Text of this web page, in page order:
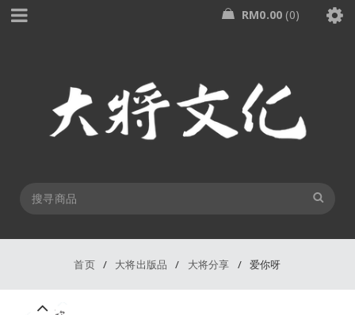
RM0.00 0
首页 / 大将出版品 / 大将分享 / 爱你呀